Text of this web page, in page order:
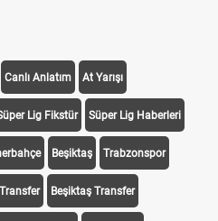
Canlı Anlatım At Yarışı
Lig Fikstür Süper Lig Haberleri
Beşiktaş Trabzonspor
Beşiktaş Transfer